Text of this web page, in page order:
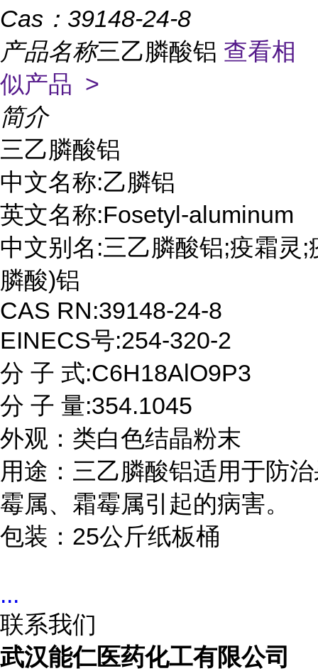
Cas： 39148-24-8
产品名称三乙膦酸铝 查看相
似产品 >
简介
三乙膦酸铝
中文名称:乙膦铝
英文名称:Fosetyl-aluminum
中文别名:三乙膦酸铝;疫霜灵
膦酸)铝
CAS RN:39148-24-8
EINECS号:254-320-2
分 子 式:C6H18AlO9P3
分 子 量:354.1045
外观：类白色结晶粉末
用途：三乙膦酸铝适用于防
霉属、霜霉属引起的病害。
包装：25公斤纸板桶
...
联系我们
武汉能仁医药化工有限公司